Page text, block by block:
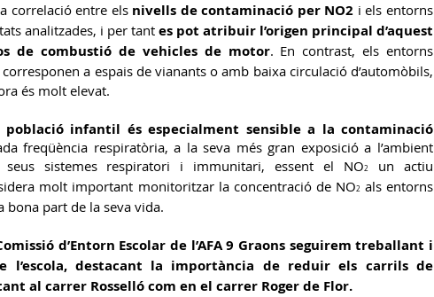
correlació entre els nivells de contaminació per NO2 i els entorns
analitzades, i per tant es pot atribuir l’origen principal d’aquest
de combustió de vehicles de motor. En contrast, els entorns
a espais de vianants o amb baixa circulació d’automòbils,
és molt elevat.
població infantil és especialment sensible a la contaminació
freqüència respiratòria, a la seva més gran exposició a l’ambient
sistemes respiratori i immunitari, essent el NO2
un actiu
molt important monitoritzar la concentració de NO2 als entorns
bona part de la seva vida.
d’Entorn Escolar de l’AFA 9 Graons seguirem treballant i
l’escola, destacant la importància de reduir els carrils de
al carrer Rosselló com en el carrer Roger de Flor.